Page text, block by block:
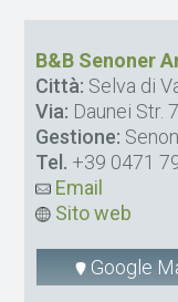
B&B Senoner
Città: Selva di
Via: Daunei Str.
Gestione:
Tel. +39 0471
Email
Sito web
Google